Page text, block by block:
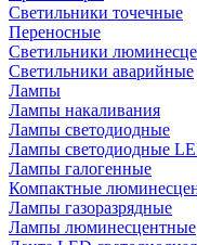
Cветильники точечные
Переносные
Светильники
Светильники аварийные
Лампы
Лампы накаливания
Лампы светодиодные
Лампы светодиодные
Лампы галогенные
Компактные
Лампы газоразрядные
Лампы люминесцентные